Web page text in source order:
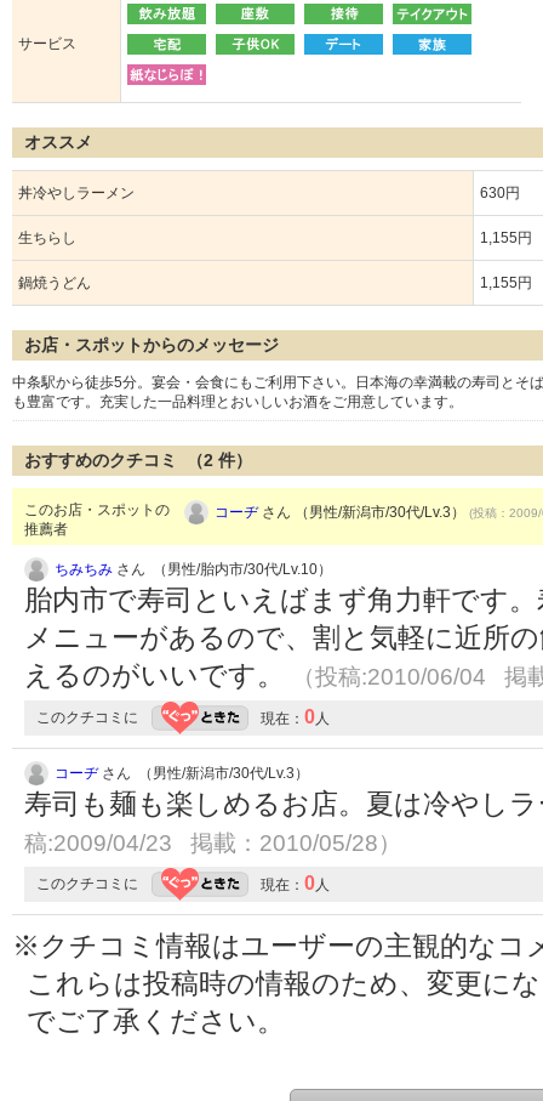
サービス
オススメ
丼冷やしラーメン 630円
生ちらし 1,155円
鍋焼うどん 1,155円
お店・スポットからのメッセージ
中条駅から徒歩5分。宴会・会食にもご利用下さい。日本海の幸満載の寿司とそ
も豊富です。充実した一品料理とおいしいお酒をご用意しています。
おすすめのクチコミ （2 件）
このお店・スポットの
推薦者
コーヂさん （男性/新潟市/30代/Lv.3） (投稿：
ちみちみ さん （男性/胎内市/30代/Lv.10）
胎内市で寿司といえばまず角力軒です
メニューがあるので、割と気軽に近所
えるのがいいです。
（投稿:2010/06/04 掲
このクチコミに 現在： 0人
コーヂさん （男性/新潟市/30代/Lv.3）
寿司も麺も楽しめるお店。夏は冷やし
稿:2009/04/23 掲載：2010/05/28）
このクチコミに 現在： 0人
※クチコミ情報はユーザーの主観的なコ
これらは投稿時の情報のため、変更に
でご了承ください。